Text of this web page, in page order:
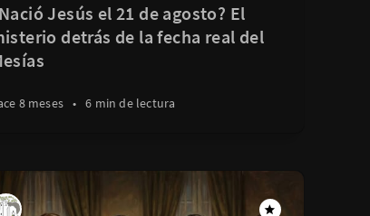
Jesús el 21 de agosto? El
detrás de la fecha real del
8 meses • 6 min de lectura